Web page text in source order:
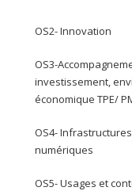
OS2- Innovation
OS3-
investissement,
économique TPE/
OS4- Infrastructures
numériques
OS5- Usages et